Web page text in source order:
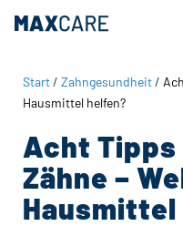
Zum
Inhalt
Zur
Fußzeile
Start/ Zahngesundheit/
Hausmittel helfen?
Acht
Zähne –